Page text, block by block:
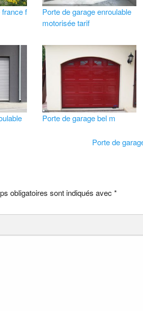
f
Porte de garage enroulable
motorisée tarif
Porte de garage bel m
Porte de
obligatoires sont indiqués avec *